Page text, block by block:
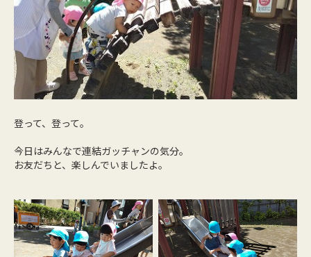
登って、登って。
今日はみんなで連結ガッチャンの気分。
お友だちと、楽しんでいましたよ。